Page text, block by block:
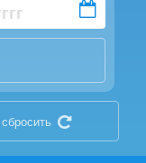
сбросить